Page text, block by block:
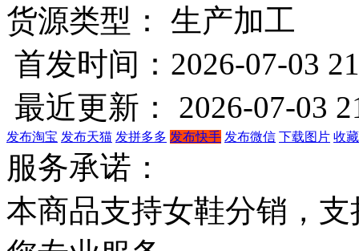
货源类型： 生产加工
首发时间：2026-07-03
最近更新： 2026-07-03
发布淘宝 发布天猫 发拼多多 发布快手 发布微信 下载图片 收
服务承诺：
本商品支持女鞋分销，